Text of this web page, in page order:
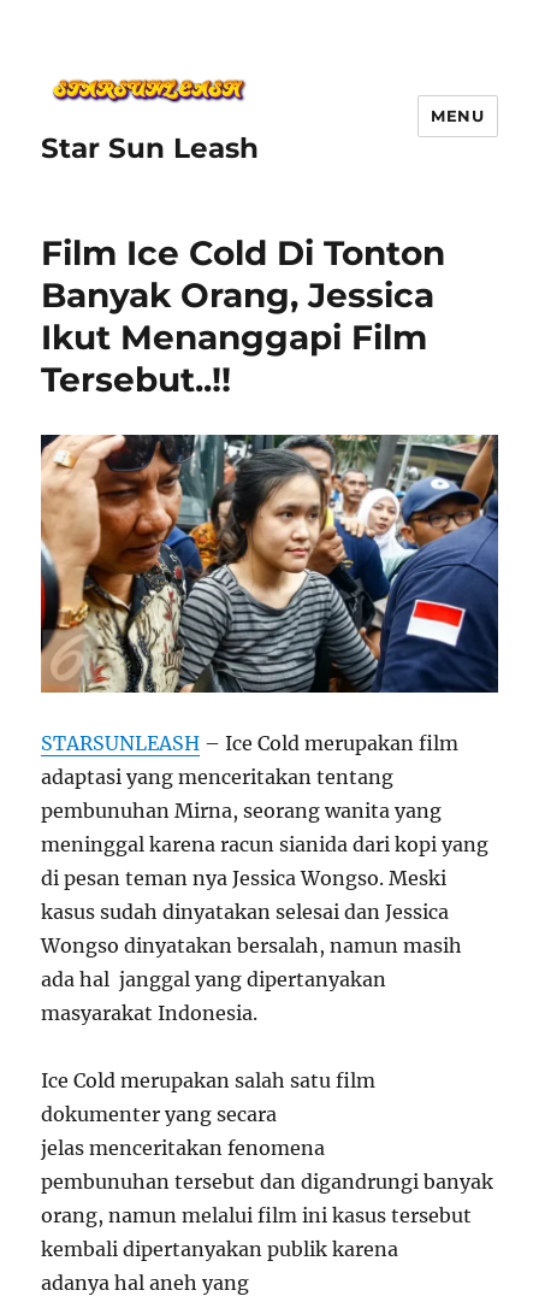
Star Sun Leash
MENU
Film Ice Cold Di Tonton
Banyak Orang, Jessica
Ikut Menanggapi Film
Tersebut..!!
STARSUNLEASH – Ice Cold merupakan film
adaptasi yang menceritakan tentang
pembunuhan Mirna, seorang wanita yang
meninggal karena racun sianida dari kopi yang
di pesan teman nya Jessica Wongso. Meski
kasus sudah dinyatakan selesai dan Jessica
Wongso dinyatakan bersalah, namun masih
ada hal janggal yang dipertanyakan
masyarakat Indonesia.
Ice Cold merupakan salah satu film
dokumenter yang secara
jelas menceritakan fenomena
pembunuhan tersebut dan digandrungi banyak
orang, namun melalui film ini kasus tersebut
kembali dipertanyakan publik karena
adanya hal aneh yang